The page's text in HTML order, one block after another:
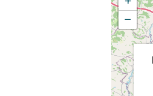
−